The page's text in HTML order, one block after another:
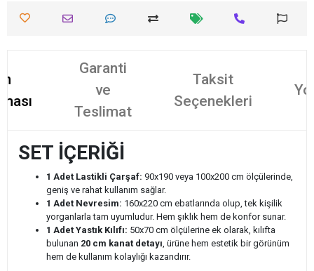
Garanti
ve
Teslimat
Taksit
Seçenekleri
SET İÇERİĞİ
1 Adet Lastikli Çarşaf: 90x190 veya 100x200 cm ölçülerinde,
geniş ve rahat kullanım sağlar.
1 Adet Nevresim: 160x220 cm ebatlarında olup, tek kişilik
yorganlarla tam uyumludur. Hem şıklık hem de konfor sunar.
1 Adet Yastık Kılıfı: 50x70 cm ölçülerine ek olarak, kılıfta
bulunan 20 cm kanat detayı, ürüne hem estetik bir görünüm
hem de kullanım kolaylığı kazandırır.